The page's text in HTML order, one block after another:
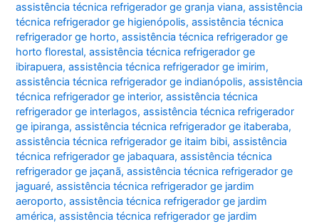
assistência técnica refrigerador ge granja viana,assistência
técnica refrigerador ge higienópolis,assistência técnica
refrigerador ge horto,assistência técnica refrigerador ge
horto florestal,assistência técnica refrigerador ge
ibirapuera,assistência técnica refrigerador ge imirim,
assistência técnica refrigerador ge indianópolis,assistência
técnica refrigerador ge interior,assistência técnica
refrigerador ge interlagos,assistência técnica refrigerador
ge ipiranga,assistência técnica refrigerador ge itaberaba,
assistência técnica refrigerador ge itaim bibi,assistência
técnica refrigerador ge jabaquara,assistência técnica
refrigerador ge jaçanã,assistência técnica refrigerador ge
jaguaré,assistência técnica refrigerador ge jardim
aeroporto,assistência técnica refrigerador ge jardim
américa,assistência técnica refrigerador ge jardim